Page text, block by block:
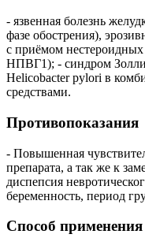
- язвенная болезнь
фазе обострения),
с приёмом
НПВГ1); - синдром
Helicobacter pylori в
средствами.
Противопоказания
- Повышенная
препарата, а так же к
диспепсия
беременность, период
Способ